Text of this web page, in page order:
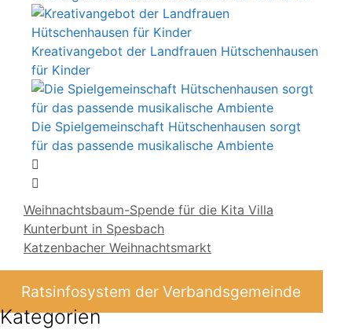
Kreativangebot der Landfrauen Hütschenhausen
für Kinder
Die Spielgemeinschaft Hütschenhausen sorgt
für das passende musikalische Ambiente
Weihnachtsbaum-Spende für die Kita Villa
Kunterbunt in Spesbach
Katzenbacher Weihnachtsmarkt
Ratsinfosystem der Verbandsgemeinde
Kategorien